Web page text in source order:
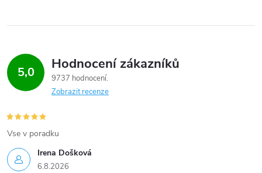
ý
p
i
s
u
5,0 Hodnocení zákazníků
9737 hodnocení
Zobrazit recenze
Irena Došková
6.8.2026
Vse v poradku